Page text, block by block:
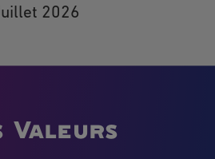
2026
Valeurs